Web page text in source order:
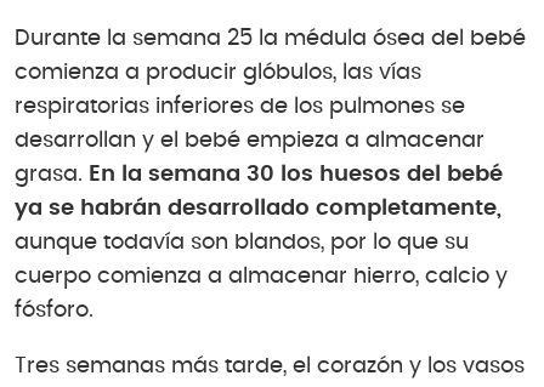
Durante la semana 25 la médula ósea del bebé
comienza a producir glóbulos, las vías
respiratorias inferiores de los pulmones se
desarrollan y el bebé empieza a almacenar
grasa. En la semana 30 los huesos del bebé
ya se habrán desarrollado completamente,
aunque todavía son blandos, por lo que su
cuerpo comienza a almacenar hierro, calcio y
fósforo.
Tres semanas más tarde, el corazón y los vasos